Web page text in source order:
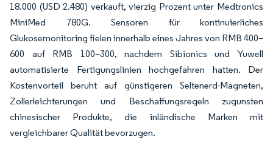
18.000 (USD 2.480) verkauft, vierzig Prozent unter Medtronics
MiniMed 780G. Sensoren für kontinuierliches
Glukosemonitoring fielen innerhalb eines Jahres von RMB 400–
600 auf RMB 100–300, nachdem Sibionics und Yuwell
automatisierte Fertigungslinien hochgefahren hatten. Der
Kostenvorteil beruht auf günstigeren Seltenerd-Magneten,
Zollerleichterungen und Beschaffungsregeln zugunsten
chinesischer Produkte, die inländische Marken mit
vergleichbarer Qualität bevorzugen.